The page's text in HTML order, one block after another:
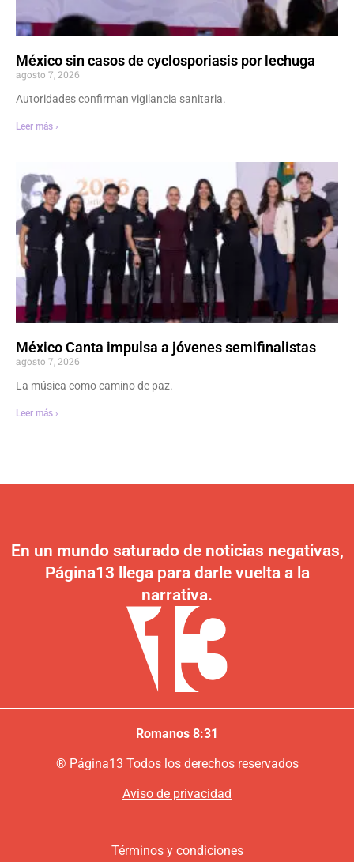
México sin casos de cyclosporiasis por lechuga
agosto 7, 2026
Autoridades confirman vigilancia sanitaria.
Leer más ›
México Canta impulsa a jóvenes semifinalistas
agosto 7, 2026
La música como camino de paz.
Leer más ›
En un mundo saturado de noticias negativas,
Página13 llega para darle vuelta a la
narrativa.
Romanos 8:31
® Página13 Todos los derechos reservados
Aviso de privacidad
Términos y condiciones